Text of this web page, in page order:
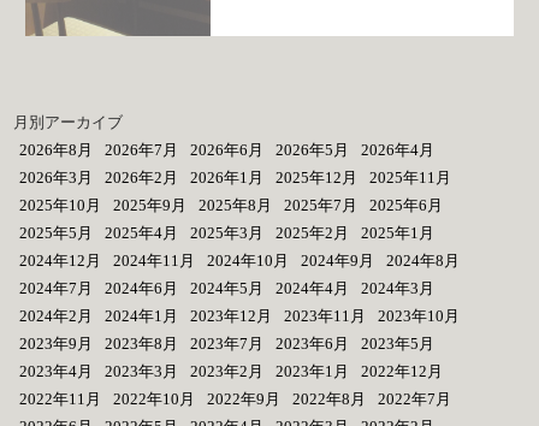
月別アーカイブ
2026年8月
2026年7月 2026年6月 2026年5月
2026年4月
2026年3月
2026年2月 2026年1月 2025年12月
2025年11月
2025年10月
2025年9月 2025年8月 2025年7月
2025年6月
2025年5月
2025年4月 2025年3月 2025年2月
2025年1月
2024年12月
2024年11月 2024年10月 2024年9月
2024年8月
2024年7月
2024年6月 2024年5月 2024年4月
2024年3月
2024年2月
2024年1月 2023年12月 2023年11月
2023年10月
2023年9月
2023年8月 2023年7月 2023年6月
2023年5月
2023年4月
2023年3月 2023年2月 2023年1月
2022年12月
2022年11月
2022年10月 2022年9月 2022年8月
2022年7月